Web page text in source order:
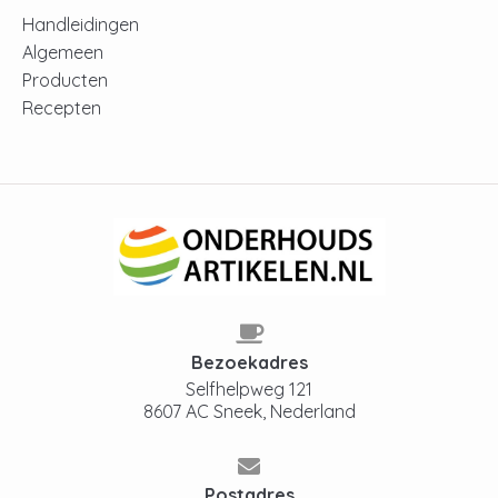
vervang deze elke 3 maanden voor een
Siemens koelkast jarenlang in topconditie. Of je
nu een nieuw waterfilter nodig hebt of een
ethyleen absorber set, bij
hebt om je koelkast fris, hygiënisch en efficiënt
te houden. Bestel eenvoudig online en profiteer
van snelle levering en deskundig advies.
Handleidingen
Algemeen
Producten
Recepten
Bezoekadres
Selfhelpweg 121
8607 AC Sneek, Nederland